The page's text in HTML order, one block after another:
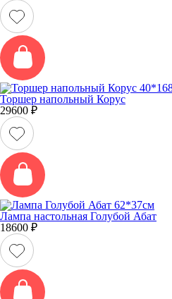
Торшер напольный Корус
29600 ₽
Лампа настольная Голубой Абат
18600 ₽